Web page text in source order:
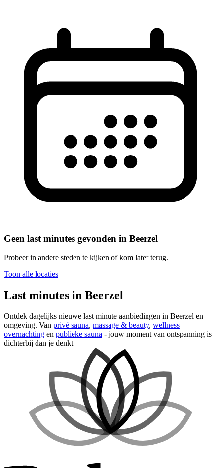
Geen last minutes gevonden in Beerzel
Probeer in andere steden te kijken of kom later terug.
Toon alle locaties
Last minutes in Beerzel
Ontdek dagelijks nieuwe last minute aanbiedingen in Beerzel en
omgeving. Van privé sauna, massage & beauty, wellness
overnachting en publieke sauna - jouw moment van ontspanning is
dichterbij dan je denkt.